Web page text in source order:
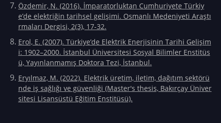
Özdemir, N. (2016). İmparatorluktan Cumhuriyete Türkiy
e’de elektriğin tarihsel gelişimi. Osmanlı Medeniyeti Araştı
rmaları Dergisi, 2(3), 17-32.
Erol, E. (2007). Türkiye’de Elektrik Enerjisinin Tarihi Gelişim
i: 1902–2000. İstanbul Üniversitesi Sosyal Bilimler Enstitüs
ü, Yayınlanmamış Doktora Tezi, İstanbul.
Eryılmaz, M. (2022). Elektrik üretim, iletim, dağıtım sektörü
nde iş sağlığı ve güvenliği (Master's thesis, Bakırçay Üniver
sitesi Lisansüstü Eğitim Enstitüsü).